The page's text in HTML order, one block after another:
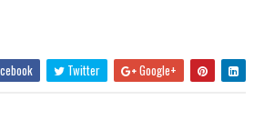
Twitter Google+